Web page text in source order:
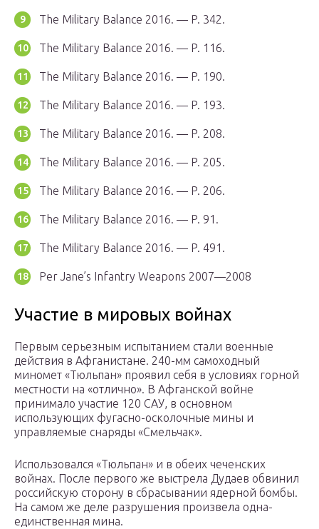
The Military Balance 2016. — P. 342.
The Military Balance 2016. — P. 116.
The Military Balance 2016. — P. 190.
The Military Balance 2016. — P. 193.
The Military Balance 2016. — P. 208.
The Military Balance 2016. — P. 205.
The Military Balance 2016. — P. 206.
The Military Balance 2016. — P. 91.
The Military Balance 2016. — P. 491.
Per Jane’s Infantry Weapons 2007—2008
Участие в мировых войнах
Первым серьезным испытанием стали военные
действия в Афганистане. 240-мм самоходный
миномет «Тюльпан» проявил себя в условиях горной
местности на «отлично». В Афганской войне
принимало участие 120 САУ, в основном
использующих фугасно-осколочные мины и
управляемые снаряды «Смельчак».
Использовался «Тюльпан» и в обеих чеченских
войнах. После первого же выстрела Дудаев обвинил
российскую сторону в сбрасывании ядерной бомбы.
На самом же деле разрушения произвела одна-
единственная мина.